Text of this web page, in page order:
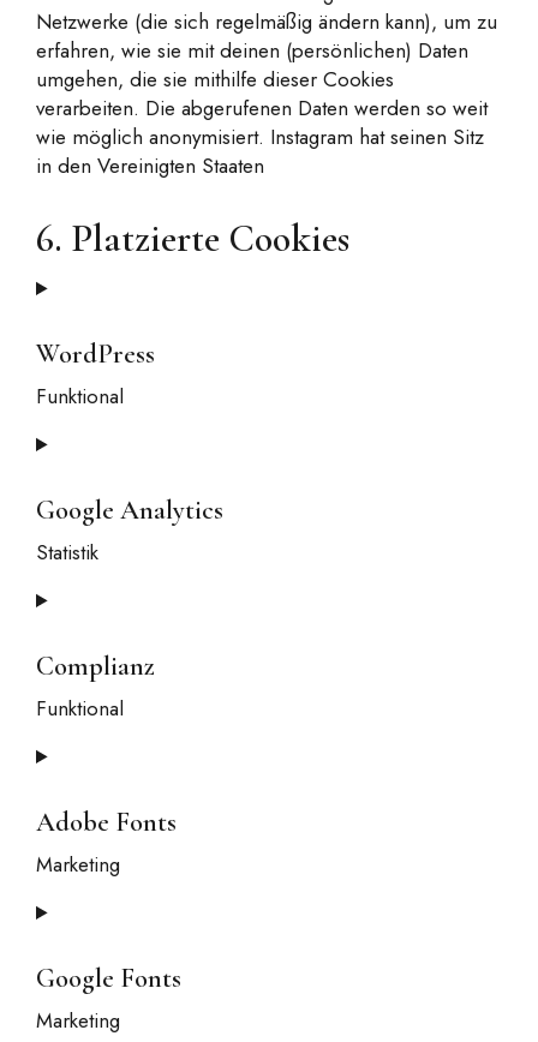
Netzwerke (die sich regelmäßig ändern kann), um zu
erfahren, wie sie mit deinen (persönlichen) Daten
umgehen, die sie mithilfe dieser Cookies
verarbeiten. Die abgerufenen Daten werden so weit
wie möglich anonymisiert. Instagram hat seinen Sitz
in den Vereinigten Staaten
6. Platzierte Cookies
WordPress
Funktional
Consent
service
wordpress
Google Analytics
Statistik
Consent
service
google-
analytics
Complianz
Funktional
Consent
service
Adobe Fonts
Marketing
Consent
service
adobe-
fonts
Google Fonts
Marketing